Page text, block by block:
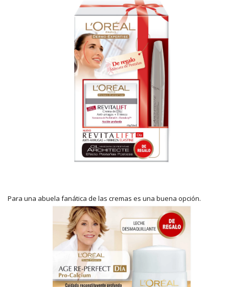
Para una abuela fanática de las cremas es una buena opción.